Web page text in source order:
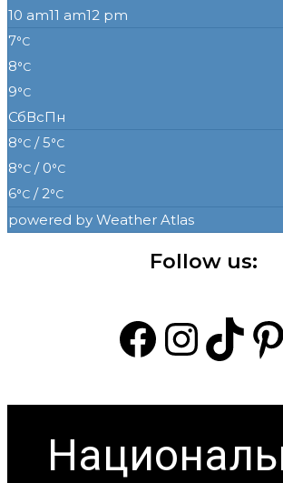
10 am11 am12 pm
7°C
8°C
9°C
СбВсПн
8°C / 5°C
8°C / 0°C
6°C / 2°C
powered by Weather Atlas
Follow us: